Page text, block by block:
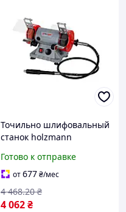
Точильно шлифовальный
станок holzmann
заточки и шлифовки
древесины металла
Готово к отправке
от677₴/мес
4 062₴
4 468.20 ₴